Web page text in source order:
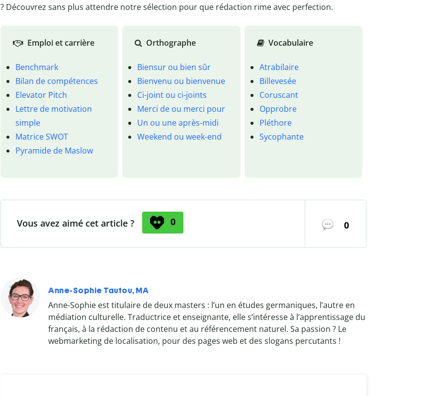
? Découvrez sans plus attendre notre sélection pour que rédaction rime avec perfection.
Emploi et carrière
Benchmark
Bilan de compétences
Elevator Pitch
Lettre de motivation
simple
Matrice SWOT
Pyramide de Maslow
Orthographe
Biensur ou bien sûr
Bienvenu ou bienvenue
Ci-joint ou ci-joints
Merci de ou merci pour
Un ou une après-midi
Weekend ou week-end
Vocabulaire
Atrabilaire
Billevesée
Coruscant
Opprobre
Pléthore
Sycophante
Vous avez aimé cet article ? 0 0
Anne-Sophie Tautou, MA
Anne-Sophie est titulaire de deux masters : l’un en études germaniques, l’autre en
médiation culturelle. Traductrice et enseignante, elle s’intéresse à l’apprentissage du
français, à la rédaction de contenu et au référencement naturel. Sa passion ? Le
webmarketing de localisation, pour des pages web et des slogans percutants !